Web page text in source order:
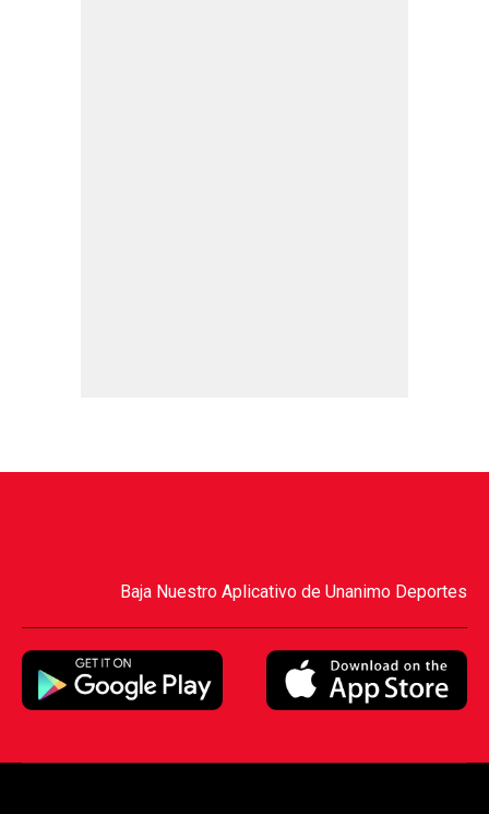
Baja Nuestro Aplicativo de Unanimo Deportes